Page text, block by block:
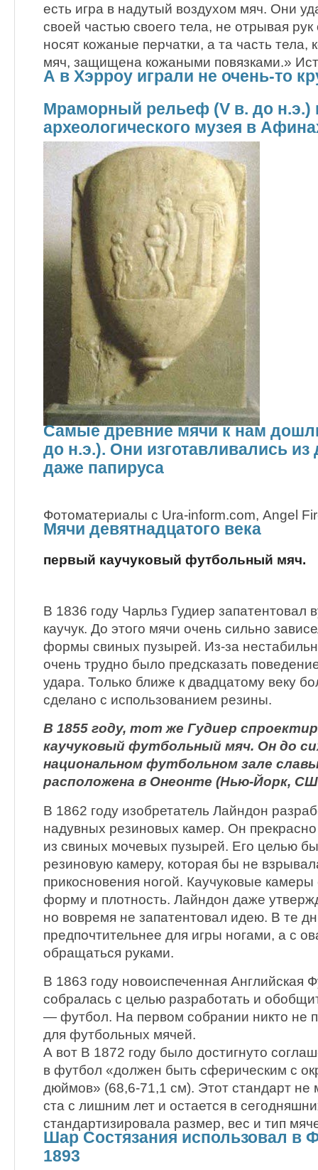
есть игра в надутый воздухом мяч. Они
своей частью своего тела, не отрывая
носят кожаные перчатки, а та часть
мяч, защищена кожаными повязками.»
А в Хэрроу играли не очень-то
Мраморный рельеф (V в. до н.э.)
археологического музея в
Самые древние мячи к нам дошли
до н.э.). Они изготавливались из
даже папируса
Фотоматериалы с Ura-inform.com, Аngel
Мячи девятнадцатого века
первый каучуковый футбольный мяч.
В 1836 году Чарльз Гудиер запатентовал
каучук. До этого мячи очень сильно
формы свиных пузырей. Из-за
очень трудно было предсказать
удара. Только ближе к двадцатому веку
сделано с использованием резины.
В 1855 году, тот же Гудиер
каучуковый футбольный мяч. Он до
национальном футбольном зале
расположена в Онеонте (Нью-Йорк,
В 1862 году изобретатель Лайндон
надувных резиновых камер. Он
из свиных мочевых пузырей. Его целью
резиновую камеру, которая бы не
прикосновения ногой. Каучуковые
форму и плотность. Лайндон даже
но вовремя не запатентовал идею. В те
предпочтительнее для игры ногами, а с
обращаться руками.
В 1863 году новоиспеченная Английская
собралась с целью разработать и
— футбол. На первом собрании никто не
для футбольных мячей.
А вот В 1872 году было достигнуто
в футбол «должен быть сферическим с
дюймов» (68,6-71,1 см). Этот стандарт не
ста с лишним лет и остается в
стандартизировала размер, вес и тип
Шар Состязания использовал в
1893